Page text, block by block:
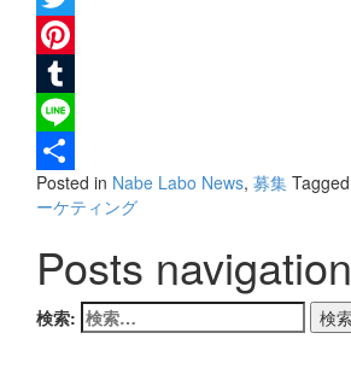
Twitter
Pinterest
Tumblr
Line
共
Posted in Nabe Labo News, 募集 Tagged
ーケティング
Posts navigation
検索: